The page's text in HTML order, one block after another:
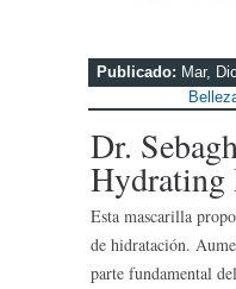
Publicado: Mar,
Dr.
Hydrating
Esta mascarilla
de hidratación.
parte fundamental